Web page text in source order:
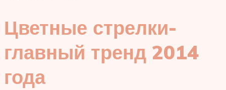
Цветные стрелки-
главный тренд 2014
года